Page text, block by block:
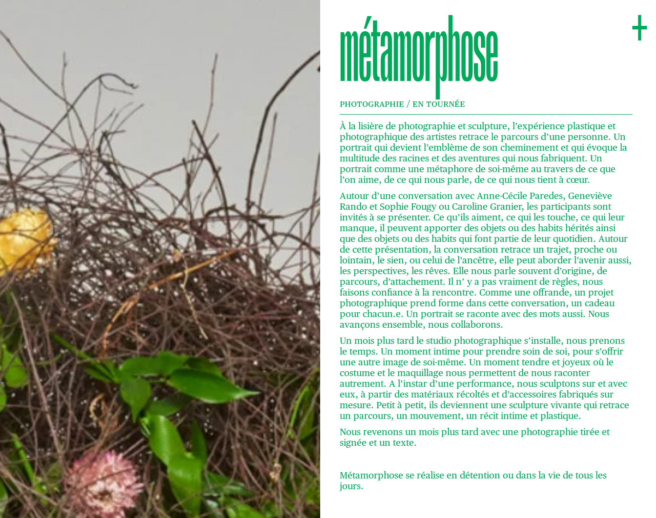
métamorphose
PHOTOGRAPHIE / EN TOURNÉE
À la lisière de photographie et sculpture, l’expérience plastique et
photographique des artistes retrace le parcours d’une personne. Un
portrait qui devient l’emblème de son cheminement et qui évoque la
multitude des racines et des aventures qui nous fabriquent. Un
portrait comme une métaphore de soi-même au travers de ce que
l’on aime, de ce qui nous parle, de ce qui nous tient à cœur.
Autour d’une conversation avec Anne-Cécile Paredes, Geneviève
Rando et Sophie Fougy ou Caroline Granier, les participants sont
invités à se présenter. Ce qu’ils aiment, ce qui les touche, ce qui leur
manque, il peuvent apporter des objets ou des habits hérités ainsi
que des objets ou des habits qui font partie de leur quotidien. Autour
de cette présentation, la conversation retrace un trajet, proche ou
lointain, le sien, ou celui de l’ancêtre, elle peut aborder l’avenir aussi,
les perspectives, les rêves. Elle nous parle souvent d’origine, de
parcours, d’attachement. Il n’ y a pas vraiment de règles, nous
faisons confiance à la rencontre. Comme une offrande, un projet
photographique prend forme dans cette conversation, un cadeau
pour chacun.e. Un portrait se raconte avec des mots aussi. Nous
avançons ensemble, nous collaborons.
Un mois plus tard le studio photographique s’installe, nous prenons
le temps. Un moment intime pour prendre soin de soi, pour s’offrir
une autre image de soi-même. Un moment tendre et joyeux où le
costume et le maquillage nous permettent de nous raconter
autrement. A l’instar d’une performance, nous sculptons sur et avec
eux, à partir des matériaux récoltés et d’accessoires fabriqués sur
mesure. Petit à petit, ils deviennent une sculpture vivante qui retrace
un parcours, un mouvement, un récit intime et plastique.
Nous revenons un mois plus tard avec une photographie tirée et
signée et un texte.
Métamorphose se réalise en détention ou dans la vie de tous les
jours.